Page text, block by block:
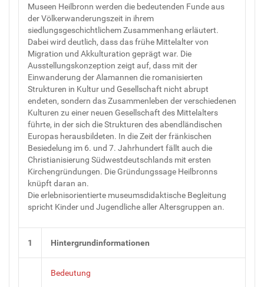
Museen Heilbronn werden die bedeutenden Funde aus
der Völkerwanderungszeit in ihrem
siedlungsgeschichtlichem Zusammenhang erläutert.
Dabei wird deutlich, dass das frühe Mittelalter von
Migration und Akkulturation geprägt war. Die
Ausstellungskonzeption zeigt auf, dass mit der
Einwanderung der Alamannen die romanisierten
Strukturen in Kultur und Gesellschaft nicht abrupt
endeten, sondern das Zusammenleben der verschiedenen
Kulturen zu einer neuen Gesellschaft des Mittelalters
führte, in der sich die Strukturen des abendländischen
Europas herausbildeten. In die Zeit der fränkischen
Besiedelung im 6. und 7. Jahrhundert fällt auch die
Christianisierung Südwestdeutschlands mit ersten
Kirchengründungen. Die Gründungssage Heilbronns
knüpft daran an.
Die erlebnisorientierte museumsdidaktische Begleitung
spricht Kinder und Jugendliche aller Altersgruppen an.
1 Hintergrundinformationen
Bedeutung